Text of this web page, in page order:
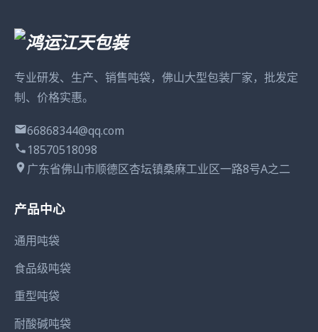
专业研发、生产、销售吨袋，佛山大型包装厂家，批发定
制、价格实惠。
66868344@qq.com
18570518098
广东省佛山市顺德区杏坛镇桑麻工业区一路8号A之二
产品中心
通用吨袋
食品级吨袋
重型吨袋
耐酸碱吨袋